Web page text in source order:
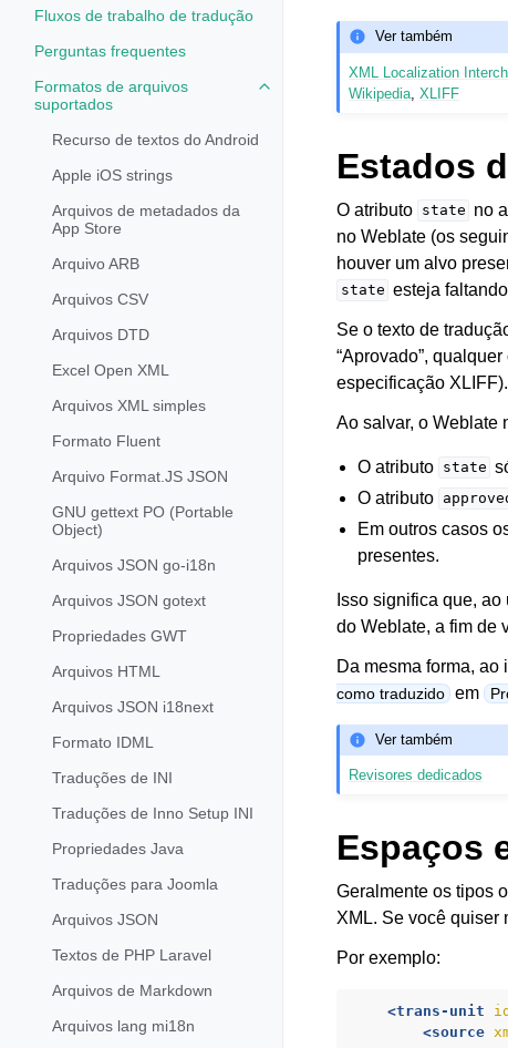
Fluxos de trabalho de tradução
Perguntas frequentes
Formatos de arquivos
suportados
Toggle navigation of Formatos de
Recurso de textos do Android
Apple iOS strings
Arquivos de metadados da
App Store
Arquivo ARB
Arquivos CSV
Arquivos DTD
Excel Open XML
Arquivos XML simples
Formato Fluent
Arquivo Format.JS JSON
GNU gettext PO (Portable
Object)
Arquivos JSON go-i18n
Arquivos JSON gotext
Propriedades GWT
Arquivos HTML
Arquivos JSON i18next
Formato IDML
Traduções de INI
Traduções de Inno Setup INI
Propriedades Java
Traduções para Joomla
Arquivos JSON
Textos de PHP Laravel
Arquivos de Markdown
Arquivos lang mi18n
Ver também
XML Localization
Wikipedia ,XLIFF
Estados
O atributo state no
no Weblate (os
houver um alvo
state esteja
Se o texto de
“Aprovado”,
especificação XLIFF).
Ao salvar, o Weblate
O atributo state
O atributo
Em outros casos
presentes.
Isso significa que,
do Weblate, a fim de
Da mesma forma,
como traduzido em
Ver também
Revisores dedicados
Espaços
Geralmente os tipos
XML. Se você quiser
Por exemplo:
<trans-unit
<source